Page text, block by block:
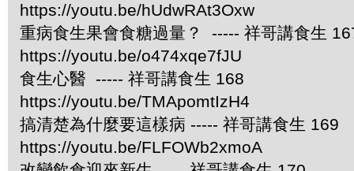
https://youtu.be/hUdwRAt3Oxw
重病食生果會食糖過量？ ----- 祥哥講食生
https://youtu.be/o474xqe7fJU
食生心醫 ----- 祥哥講食生 168
https://youtu.be/TMApomtIzH4
搞清楚為什麼要這樣病 ----- 祥哥講食生 169
https://youtu.be/FLFOWb2xmoA